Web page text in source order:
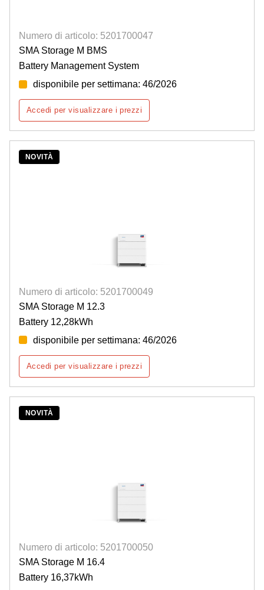
Numero di articolo: 5201700047
SMA Storage M BMS
Battery Management System
disponibile per settimana: 46/2026
Accedi per visualizzare i prezzi
NOVITÀ
Numero di articolo: 5201700049
SMA Storage M 12.3
Battery 12,28kWh
disponibile per settimana: 46/2026
Accedi per visualizzare i prezzi
NOVITÀ
Numero di articolo: 5201700050
SMA Storage M 16.4
Battery 16,37kWh